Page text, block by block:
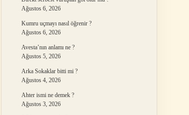
Ağustos 6, 2026
Kumru uçmayı nasıl öğrenir ?
Ağustos 6, 2026
Avesta’nın anlamı ne ?
Ağustos 5, 2026
Arka Sokaklar bitti mi ?
Ağustos 4, 2026
Ahter ismi ne demek ?
Ağustos 3, 2026